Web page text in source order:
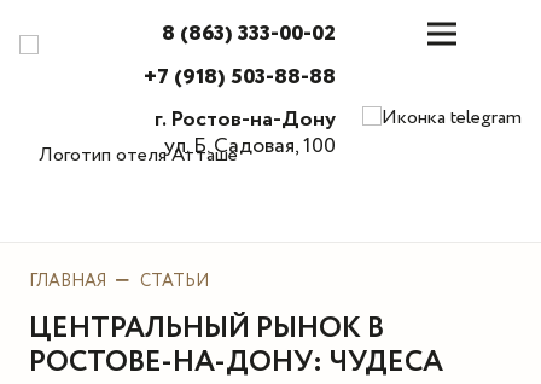
8 (863) 333-00-02
+7 (918) 503-88-88
г. Ростов-на-Дону
ул. Б. Садовая, 100
ГЛАВНАЯ СТАТЬИ
ЦЕНТРАЛЬНЫЙ РЫНОК В
РОСТОВЕ-НА-ДОНУ: ЧУДЕСА